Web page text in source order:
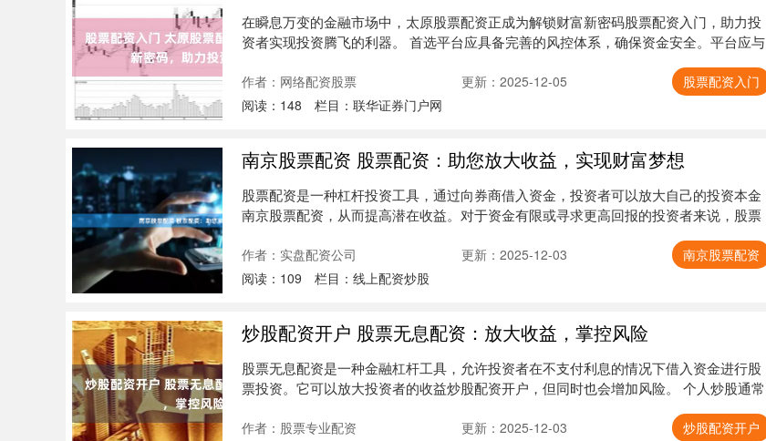
在瞬息万变的金融市场中，太原股票配资正成为解锁财富新密码股票配资入门，助力投
资者实现投资腾飞的利器。 首选平台应具备完善的风控体系，确保资金安全。平台应与
作者：网络配资股票 更新：2025-12-05
股票配资入门
阅读： 148 栏目： 联华证券门户网
南京股票配资 股票配资：助您放大收益，实现财富梦想
股票配资是一种杠杆投资工具，通过向券商借入资金，投资者可以放大自己的投资本金
南京股票配资，从而提高潜在收益。对于资金有限或寻求更高回报的投资者来说，股票
作者：实盘配资公司 更新：2025-12-03
南京股票配资
阅读： 109 栏目： 线上配资炒股
炒股配资开户 股票无息配资：放大收益，掌控风险
股票无息配资是一种金融杠杆工具，允许投资者在不支付利息的情况下借入资金进行股
票投资。它可以放大投资者的收益炒股配资开户，但同时也会增加风险。 个人炒股通常
作者：股票专业配资 更新：2025-12-03
炒股配资开户